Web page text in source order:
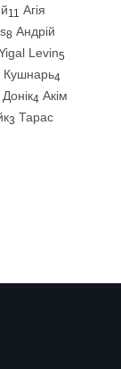
11 Агія
8 Андрій
Levin5
Кушнарь4
4 Акім
3 Тарас